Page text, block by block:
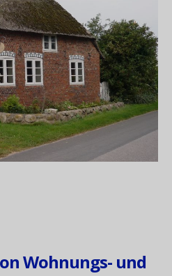
Wohnungs- und